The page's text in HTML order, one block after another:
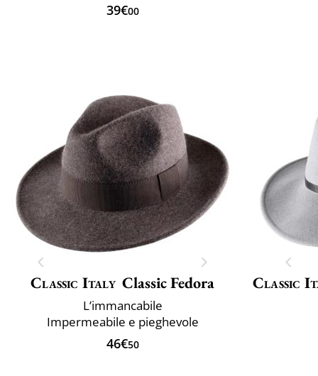
39€00
Classic Italy Classic Fedora
L’immancabile
Impermeabile e pieghevole
46€50
Classic